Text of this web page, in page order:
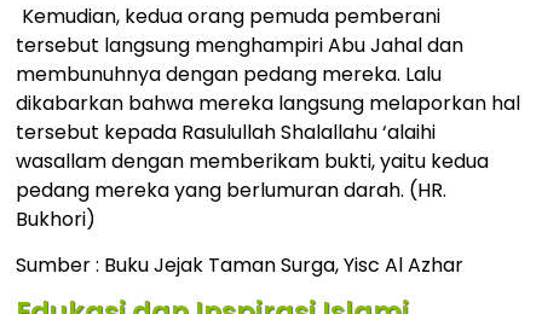
Kemudian, kedua orang pemuda pemberani
tersebut langsung menghampiri Abu Jahal dan
membunuhnya dengan pedang mereka. Lalu
dikabarkan bahwa mereka langsung melaporkan hal
tersebut kepada Rasulullah Shalallahu ‘alaihi
wasallam dengan memberikam bukti, yaitu kedua
pedang mereka yang berlumuran darah. (HR.
Bukhori)
Sumber : Buku Jejak Taman Surga, Yisc Al Azhar